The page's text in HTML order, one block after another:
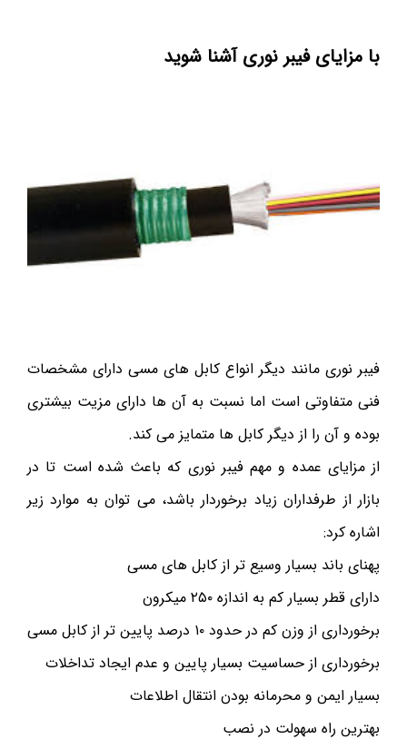
با مزایای فیبر نوری آشنا شوید
فیبر نوری مانند دیگر انواع کابل های مسی دارای مشخصات
فنی متفاوتی است اما نسبت به آن ها دارای مزیت بیشتری
بوده و آن را از دیگر کابل ها متمایز می کند.
از مزایای عمده و مهم فیبر نوری که باعث شده است تا در
بازار از طرفداران زیاد برخوردار باشد، می توان به موارد زیر
اشاره کرد:
پهنای باند بسیار وسیع تر از کابل های مسی
دارای قطر بسیار کم به اندازه ۲۵۰ میکرون
برخورداری از وزن کم در حدود ۱۰ درصد پایین تر از کابل مسی
برخورداری از حساسیت بسیار پایین و عدم ایجاد تداخلات
بسیار ایمن و محرمانه بودن انتقال اطلاعات
بهترین راه سهولت در نصب